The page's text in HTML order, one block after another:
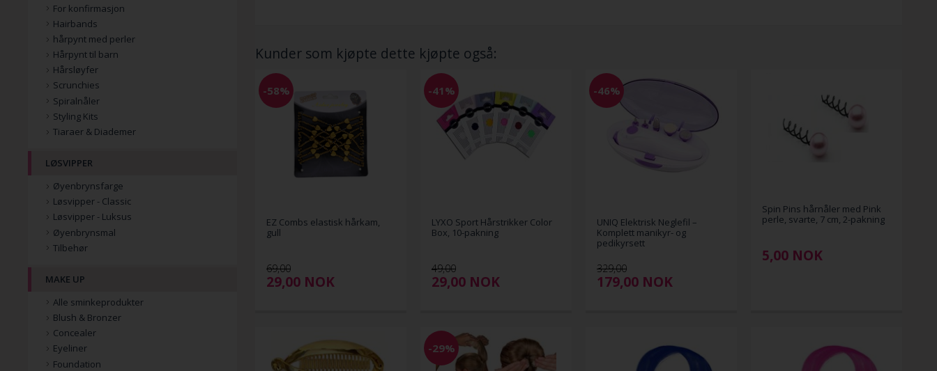
Kunder som kjøpte dette kjøpte også:
-58%
EZ Combs elastisk hårkam,
gull
69,00
29,00 NOK
-41%
LYXO Sport Hårstrikker Color
Box, 10-pakning
49,00
29,00 NOK
-46%
UNIQ Elektrisk Neglefil –
Komplett manikyr- og
pedikyrsett
329,00
179,00 NOK
Spin Pins hårnåler med Pink
perle, svarte, 7 cm, 2-pakning
5,00 NOK
-29%
For konfirmasjon
Hairbands
hårpynt med perler
Hårpynt til barn
Hårsløyfer
Scrunchies
Spiralnåler
Styling Kits
Tiaraer & Diademer
LØSVIPPER
Øyenbrynsfarge
Løsvipper - Classic
Løsvipper - Luksus
Øyenbrynsmal
Tilbehør
MAKE UP
Alle sminkeprodukter
Blush & Bronzer
Concealer
Eyeliner
Foundation